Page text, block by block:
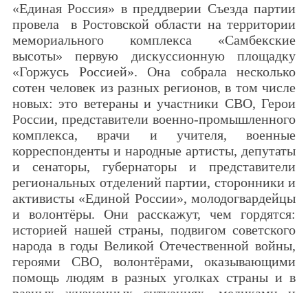
«Единая Россия» в преддверии Съезда партии
провела в Ростовской области на территории
мемориального комплекса «Самбекские
высоты» первую дискуссионную площадку
«Горжусь Россией». Она собрала несколько
сотен человек из разных регионов, в том числе
новых: это ветераны и участники СВО, Герои
России, представители военно-промышленного
комплекса, врачи и учителя, военные
корреспонденты и народные артисты, депутаты
и сенаторы, губернаторы и представители
региональных отделений партии, сторонники и
активисты «Единой России», молодогвардейцы
и волонтёры. Они расскажут, чем гордятся:
историей нашей страны, подвигом советского
народа в годы Великой Отечественной войны,
героями СВО, волонтёрами, оказывающими
помощь людям в разных уголках страны и в